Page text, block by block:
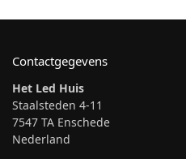
Contactgegevens
Het Led Huis
Staalsteden 4-11
7547 TA Enschede
Nederland